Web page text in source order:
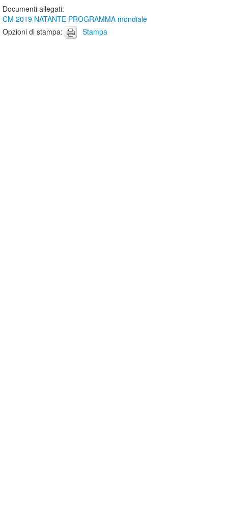
Documenti allegati:
CM 2019 NATANTE PROGRAMMA mondiale
Opzioni di stampa: Stampa